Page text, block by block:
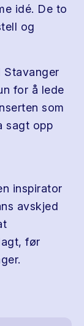
idé. De to
og
Stavanger
for å lede
som
sagt opp
inspirator
avskjed
før